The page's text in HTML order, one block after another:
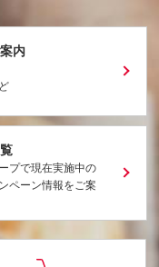
内
プで現在実施中の
ペーン情報をご案